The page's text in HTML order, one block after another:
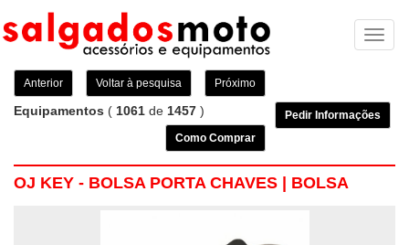
Anterior Voltar à pesquisa Próximo
Equipamentos ( 1061 de 1457 )
Pedir Informações
Como Comprar
OJ KEY - BOLSA PORTA CHAVES | BOLSA